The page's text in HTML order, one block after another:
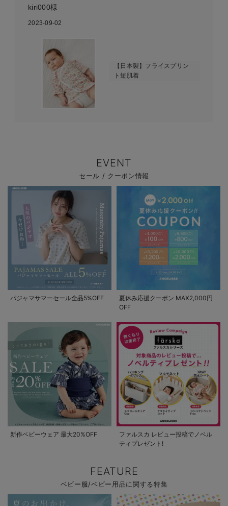
kiri000様
2023-09-02
【日本製】フライスプリン
ト短肌着
EVENT
セール / クーポン情報
パジャマサマーセール全品5%OFF
夏休み応援クーポン MAX2,000円
OFF
新作ベビーウェア 最大20%OFF
ファルスカ レビュー投稿でノベル
ティプレゼント!
FEATURE
ベビー服/ベビー用品に関する特集